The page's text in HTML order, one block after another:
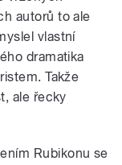
autorů to ale
vlastní
dramatika
Takže
ale řecky
Rubikonu se